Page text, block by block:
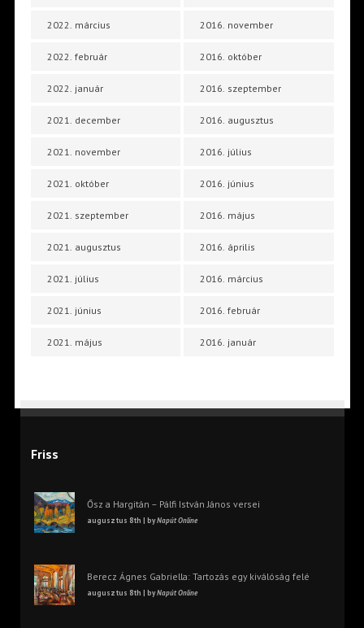
2022. március
2022. február
2022. január
2021. december
2021. november
2021. október
2021. szeptember
2021. augusztus
2021. július
2021. június
2021. május
2016. november
2016. október
2016. szeptember
2016. augusztus
2016. július
2016. június
2016. május
2016. április
2016. március
2016. február
2016. január
Friss
Ősz a Hargitán – Pálfi István János versei
augusztus 8th | byNapút Online
Berecz Ágnes Gabriella: Tartozás egy kiválóság felé
augusztus 8th | byNapút Online